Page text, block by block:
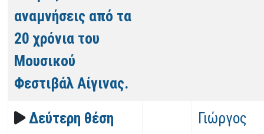
αναμνήσεις από τα
20 χρόνια του
Μουσικού
Φεστιβάλ Αίγινας.
Δεύτερη θέση
Γιώργος